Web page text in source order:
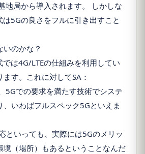
地局から導入されます。 しかしな
は5Gの良さをフルに引き出すこと
のかな？
では4G/LTEの仕組みを利用してい
す。これに対してSA：
5Gでの要求を満たす技術でシステ
、いわばフルスペック5Gといえま
といっても、実際には5Gのメリッ
境（場所）もあるということなんだ